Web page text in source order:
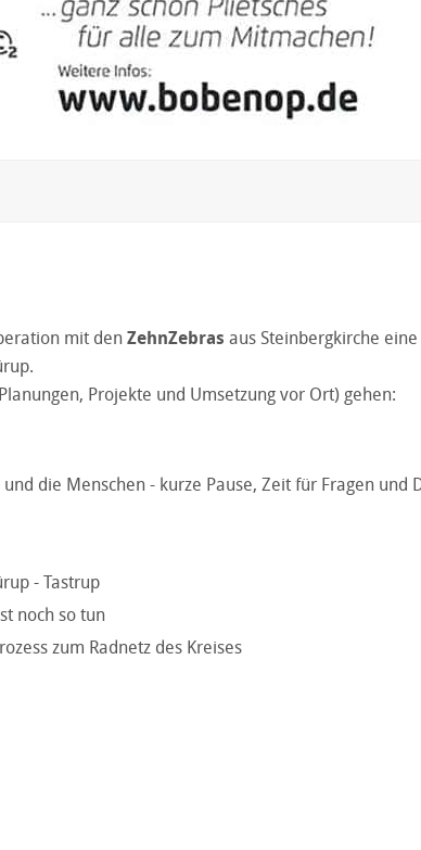
mit denZehnZebras aus Steinbergkirche eine
Projekte und Umsetzung vor Ort) gehen:
die Menschen - kurze Pause, Zeit für Fragen und
- Tastrup
noch so tun
zum Radnetz des Kreises